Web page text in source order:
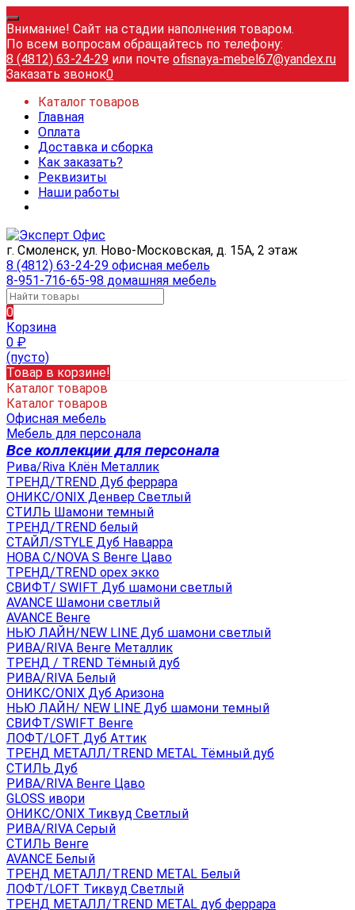
Внимание! Сайт на стадии наполнения товаром.
По всем вопросам обращайтесь по телефону:
8 (4812) 63-24-29 или почте ofisnaya-mebel67@yandex.ru
Заказать звонок0
Каталог товаров
Главная
Оплата
Доставка и сборка
Как заказать?
Реквизиты
Наши работы
г. Смоленск, ул. Ново-Московская, д. 15А, 2 этаж
8 (4812) 63-24-29 офисная мебель
8-951-716-65-98 домашняя мебель
0
Корзина
0 ₽
(пусто)
Товар в корзине!
Каталог товаров
Каталог товаров
Офисная мебель
Мебель для персонала
Все коллекции для персонала
Рива/Riva Клён Металлик
ТРЕНД/TREND Дуб феррара
ОНИКС/ONIX Денвер Светлый
СТИЛЬ Шамони темный
ТРЕНД/TREND белый
СТАЙЛ/STYLE Дуб Наварра
НОВА С/NOVA S Венге Цаво
ТРЕНД/TREND орех экко
СВИФТ/ SWIFT Дуб шамони светлый
AVANCE Шамони светлый
AVANCE Венге
НЬЮ ЛАЙН/NEW LINE Дуб шамони светлый
РИВА/RIVA Венге Металлик
TРЕНД / TREND Тёмный дуб
РИВА/RIVA Белый
ОНИКС/ONIX Дуб Аризона
НЬЮ ЛАЙН/ NEW LINE Дуб шамони темный
СВИФТ/SWIFT Венге
ЛОФТ/LOFT Дуб Аттик
ТРЕНД МЕТАЛЛ/TREND METAL Тёмный дуб
СТИЛЬ Дуб
РИВА/RIVA Венге Цаво
GLOSS ивори
ОНИКС/ONIX Тиквуд Светлый
РИВА/RIVA Серый
СТИЛЬ Венге
AVANСE Белый
ТРЕНД МЕТАЛЛ/TREND METAL Белый
ЛОФТ/LOFT Тиквуд Светлый
ТРЕНД МЕТАЛЛ/TREND METAL дуб феррара